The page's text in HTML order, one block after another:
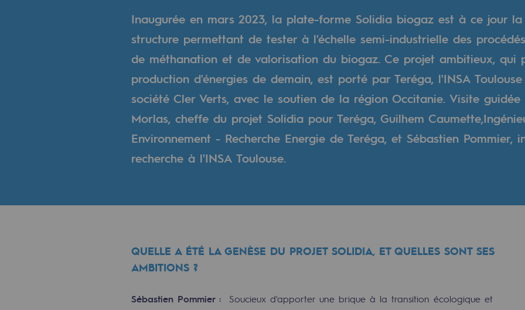
Notre culture et nos valeurs
Une organisation certifiée
Notre organisation
Où nous trouver
Les énergies d'avenir
Inaugurée en mars 2023, la plate-forme Solidia biogaz est à ce jour la
structure permettant de tester à l'échelle semi-industrielle des
de méthanation et de valorisation du biogaz. Ce projet ambitieux, qui
production d'énergies de demain, est porté par Teréga, l'INSA
société Cler Verts, avec le soutien de la région Occitanie. Visite guidée
Morlas, cheffe du projet Solidia pour Teréga, Guilhem
Environnement - Recherche Energie de Teréga, et Sébastien Pommier,
recherche à l'INSA Toulouse.
QUELLE A ÉTÉ LA GENÈSE DU PROJET SOLIDIA, ET QUELLES SONT SES
AMBITIONS ?
Sébastien Pommier : Soucieux d'apporter une brique à la transition écologique et